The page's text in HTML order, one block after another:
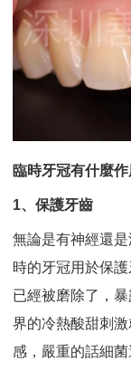
臨時牙冠有什麼作​
1、保​護牙齒
無論是有神經還
時的牙冠用於保
已經被磨除了，
界的冷熱酸甜刺
感，嚴重的話細